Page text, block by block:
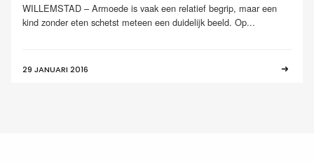
WILLEMSTAD – Armoede is vaak een relatief begrip, maar een
kind zonder eten schetst meteen een duidelijk beeld. Op...
29 JANUARI 2016